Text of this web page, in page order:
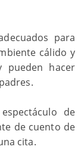
para
cálido y
pueden hacer
de
de cuento de
cita.